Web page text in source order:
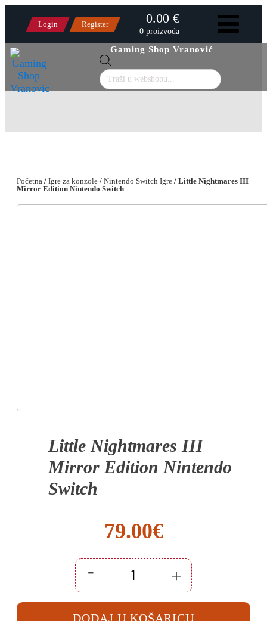
Login Register 0.00 €
0 proizvoda
Gaming Shop Vranović
search
Početna / Igre za konzole / Nintendo Switch Igre / Little Nightmares III
Mirror Edition Nintendo Switch
Little Nightmares III
Mirror Edition Nintendo
Switch
79.00€
-
Nightmares
III
Edition
+
DODAJ U KOŠARICU